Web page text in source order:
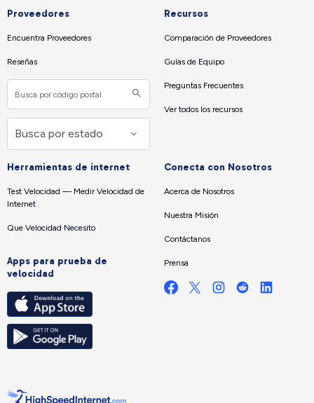
Proveedores
Encuentra Proveedores
Reseñas
Recursos
Comparación de Proveedores
Guías de Equipo
Preguntas Frecuentes
Ver todos los recursos
Herramientas de internet
Test Velocidad — Medir Velocidad de
Internet
Que Velocidad Necesito
Apps para prueba de
velocidad
Conecta con Nosotros
Acerca de Nosotros
Nuestra Misión
Contáctanos
Prensa